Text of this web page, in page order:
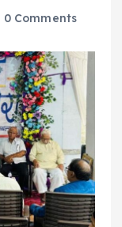
0 Comments